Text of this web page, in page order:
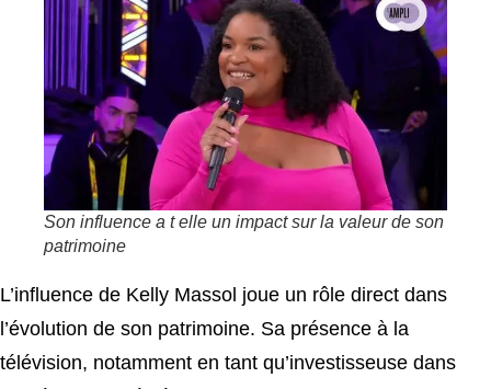
Son influence a t elle un impact sur la valeur de son
patrimoine
L’influence de Kelly Massol joue un rôle direct dans
l’évolution de son patrimoine. Sa présence à la
télévision, notamment en tant qu’investisseuse dans